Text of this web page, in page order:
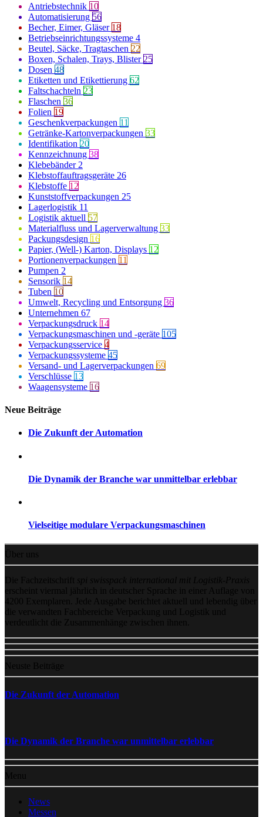
Antriebstechnik 10
Automatisierung 56
Becher, Eimer, Gläser 18
Betriebseinrichtungssysteme 4
Beutel, Säcke, Tragtaschen 22
Boxen, Schalen, Trays, Blister 25
Dosen 48
Etiketten und Etikettierung 62
Faltschachteln 23
Flaschen 36
Folien 19
Geschenkverpackungen 11
Getränke-Kartonverpackungen 33
Identifikation 20
Kennzeichnung 38
Klebebänder 2
Klebstoffauftragsgeräte 26
Klebstoffe 12
Kunststoffverpackungen 25
Lagerlogistik 11
Logistik aktuell 57
Materialfluss und Lagerverwaltung 33
Packungsdesign 16
Papier, (Well-) Karton, Displays 12
Portionenverpackungen 11
Pumpen 2
Sensorik 14
Tuben 10
Umwelt, Recycling und Entsorgung 36
Unternehmen 67
Verpackungsdruck 14
Verpackungsmaschinen und -geräte 105
Verpackungsservice 4
Verpackungssysteme 45
Versand- und Lagerverpackungen 69
Verschlüsse 13
Waagensysteme 16
Neue Beiträge
Die Zukunft der Automation
Die Dynamik der Branche war unmittelbar erlebbar
Vielseitige modulare Verpackungsmaschinen
Über uns
Die Fachzeitschrift
spi swisspack international mit Logistik-Praxis
erscheint viermal jährlich in deutscher Sprache in einer Auflage von
4200 Exemplaren. Jede Ausgabe berichtet aktuell und lebendig über
die verwandten Fachbereiche Verpackung und Logistik und
verdeutlicht die Zusammenhänge zwischen ihnen.
Neuste Beiträge
Die Zukunft der Automation
Die Dynamik der Branche war unmittelbar erlebbar
Menu
News
Messen